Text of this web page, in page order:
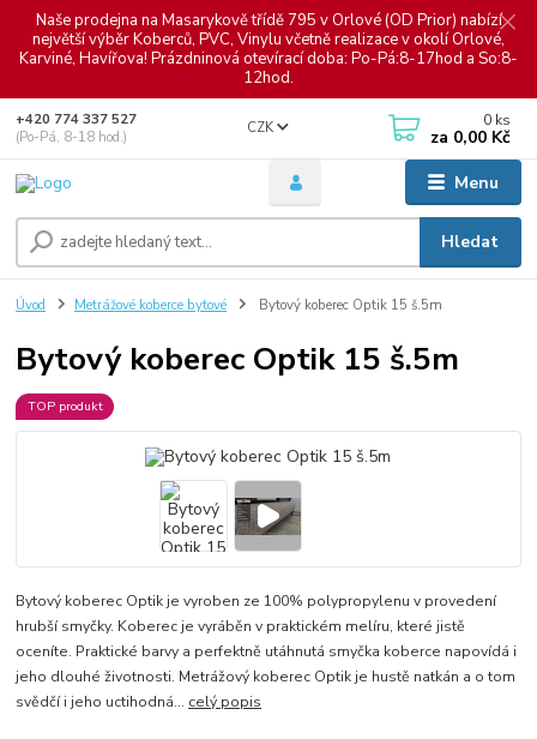
Naše prodejna na Masarykově třídě 795 v Orlové (OD Prior) nabízí
největší výběr Koberců, PVC, Vinylu včetně realizace v okolí Orlové,
Karviné, Havířova! Prázdninová otevírací doba: Po-Pá:8-17hod a So:8-
12hod.
Menu
CZK
Hledat
+420 774 337 527
(Po-Pá, 8-18 hod.)
0 ks
za 0,00 Kč
Úvod Metrážové koberce bytové Bytový koberec Optik 15 š.5m
Bytový koberec Optik 15 š.5m
TOP produkt
Bytový koberec Optik je vyroben ze 100% polypropylenu v provedení
hrubší smyčky. Koberec je vyráběn v praktickém melíru, které jistě
oceníte. Praktické barvy a perfektně utáhnutá smyčka koberce napovídá i
jeho dlouhé životnosti. Metrážový koberec Optik je hustě natkán a o tom
svědčí i jeho uctihodná... celý popis